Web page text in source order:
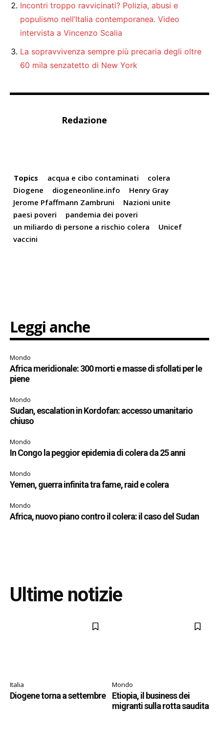
Incontri troppo ravvicinati? Polizia, abusi e
populismo nell’Italia contemporanea. Video
intervista a Vincenzo Scalia
La sopravvivenza sempre più precaria degli oltre
60 mila senzatetto di New York
Redazione
Topics acqua e cibo contaminati
colera
Diogene
diogeneonline.info
Henry Gray
Jerome Pfaffmann Zambruni
Nazioni unite
paesi poveri
pandemia dei poveri
un miliardo di persone a rischio colera
Unicef
vaccini
Leggi anche
Mondo
Africa meridionale: 300 morti e masse di sfollati per le
piene
Mondo
Sudan, escalation in Kordofan: accesso umanitario
chiuso
Mondo
In Congo la peggior epidemia di colera da 25 anni
Mondo
Yemen, guerra infinita tra fame, raid e colera
Mondo
Africa, nuovo piano contro il colera: il caso del Sudan
Ultime notizie
Italia
Diogene torna a settembre
Mondo
Etiopia, il business dei
migranti sulla rotta saudita